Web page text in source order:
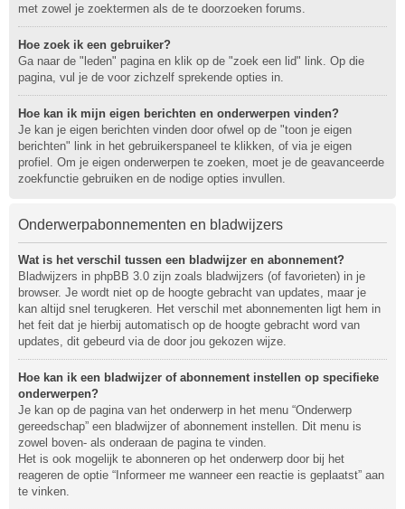
met zowel je zoektermen als de te doorzoeken forums.
Hoe zoek ik een gebruiker?
Ga naar de "leden" pagina en klik op de "zoek een lid" link. Op die
pagina, vul je de voor zichzelf sprekende opties in.
Hoe kan ik mijn eigen berichten en onderwerpen vinden?
Je kan je eigen berichten vinden door ofwel op de "toon je eigen
berichten" link in het gebruikerspaneel te klikken, of via je eigen
profiel. Om je eigen onderwerpen te zoeken, moet je de geavanceerde
zoekfunctie gebruiken en de nodige opties invullen.
Onderwerpabonnementen en bladwijzers
Wat is het verschil tussen een bladwijzer en abonnement?
Bladwijzers in phpBB 3.0 zijn zoals bladwijzers (of favorieten) in je
browser. Je wordt niet op de hoogte gebracht van updates, maar je
kan altijd snel terugkeren. Het verschil met abonnementen ligt hem in
het feit dat je hierbij automatisch op de hoogte gebracht word van
updates, dit gebeurd via de door jou gekozen wijze.
Hoe kan ik een bladwijzer of abonnement instellen op specifieke
onderwerpen?
Je kan op de pagina van het onderwerp in het menu “Onderwerp
gereedschap” een bladwijzer of abonnement instellen. Dit menu is
zowel boven- als onderaan de pagina te vinden.
Het is ook mogelijk te abonneren op het onderwerp door bij het
reageren de optie “Informeer me wanneer een reactie is geplaatst” aan
te vinken.